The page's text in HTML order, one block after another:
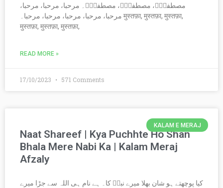
مصطفیٰؐ، مصطفیٰؐ، مصطفیٰؐ۔ مرحبا، مرحبا، مرحبا،
مرحبا، مرحبا، مرحبا، مرحبا، مرحبا۔ मुस्तफ़ा, मुस्तफ़ा, मुस्तफ़ा,
मुस्तफ़ा, मुस्तफ़ा, मुस्तफ़ा,
READ MORE »
17/10/2023 571 Comments
KALAM E MERAJ
Naat Shareef | Kya Puchhte Ho Shan
Bhala Mere Nabi Ka | Kalam Meraj
Afzaly
کیا پوچھتے ہو شان بھلا میرے نبیؐ کا۔ ہے نام ہی اللہ سے جڑا میرے